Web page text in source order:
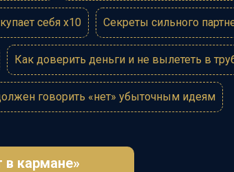
себя х10 Секреты сильного
Как доверить деньги и не вылететь в
говорить «нет» убыточным идеям
в кармане»